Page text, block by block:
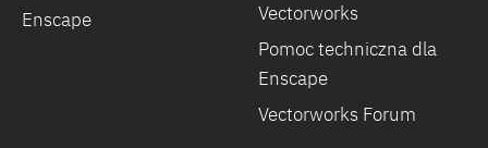
Enscape
Vectorworks
Pomoc techniczna dla
Enscape
Vectorworks Forum